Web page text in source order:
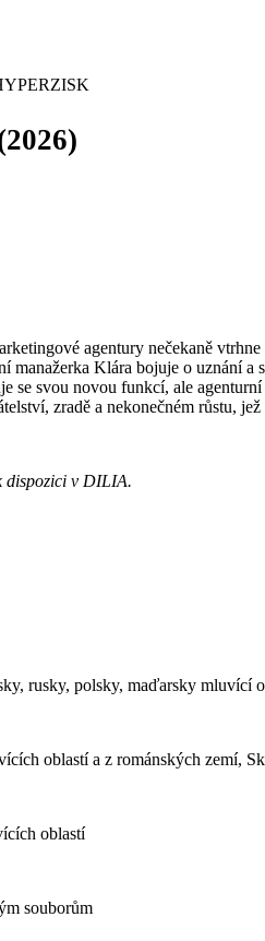
agentury nečekaně
manažerka Klára bojuje o uznání
se svou novou funkcí, ale
zradě a nekonečném růstu,
dispozici v DILIA.
rusky, polsky, maďarsky mluvící
oblastí a z románských zemí,
oblastí
souborům